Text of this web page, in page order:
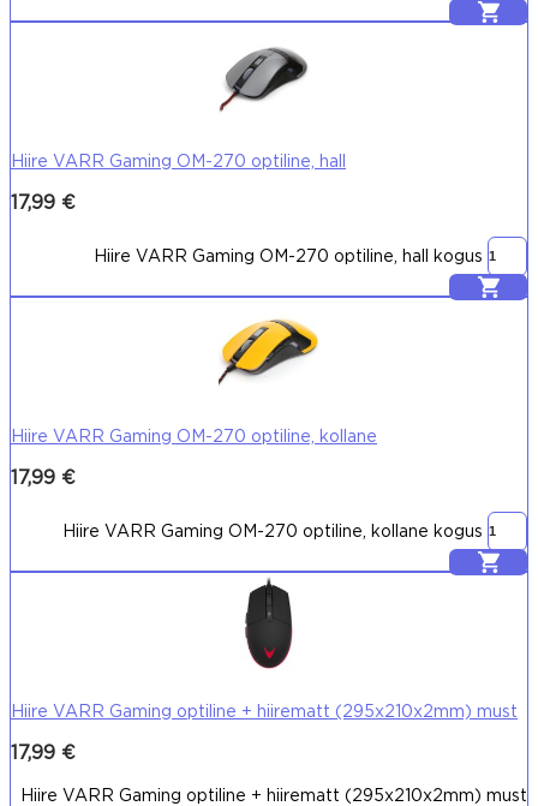
Lisa korvi
Hiire VARR Gaming OM-270 optiline, hall
17,99 €
Hiire VARR Gaming OM-270 optiline, hall kogus
Lisa korvi
Hiire VARR Gaming OM-270 optiline, kollane
17,99 €
Hiire VARR Gaming OM-270 optiline, kollane kogus
Lisa korvi
Hiire VARR Gaming optiline + hiirematt (295x210x2mm) must
17,99 €
Hiire VARR Gaming optiline + hiirematt (295x210x2mm) must